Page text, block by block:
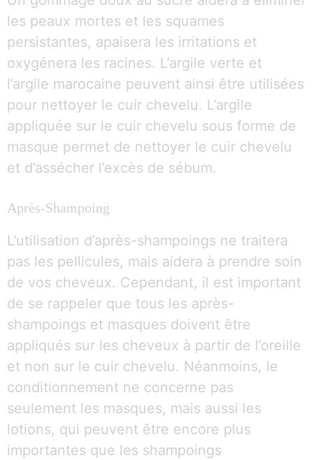
les peaux mortes et les squames
persistantes, apaisera les irritations et
oxygénera les racines. L’argile verte et
l’argile marocaine peuvent ainsi être utilisées
pour nettoyer le cuir chevelu. L’argile
appliquée sur le cuir chevelu sous forme de
masque permet de nettoyer le cuir chevelu
et d’assécher l’excès de sébum.
Après-Shampoing
L’utilisation d’après-shampoings ne traitera
pas les pellicules, mais aidera à prendre soin
de vos cheveux. Cependant, il est important
de se rappeler que tous les après-
shampoings et masques doivent être
appliqués sur les cheveux à partir de l’oreille
et non sur le cuir chevelu. Néanmoins, le
conditionnement ne concerne pas
seulement les masques, mais aussi les
lotions, qui peuvent être encore plus
importantes que les shampoings